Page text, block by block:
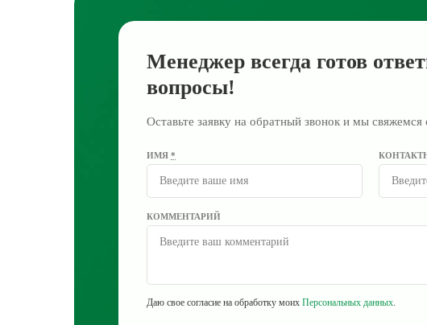
Менеджер всегда готов
вопросы!
Оставьте заявку на обратный звонок и мы
ИМЯ *
КОММЕНТАРИЙ
Даю свое согласие на обработку моих Персональных данных.